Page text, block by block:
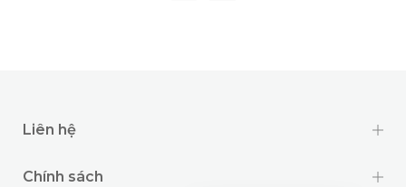
Liên hệ
Chính sách